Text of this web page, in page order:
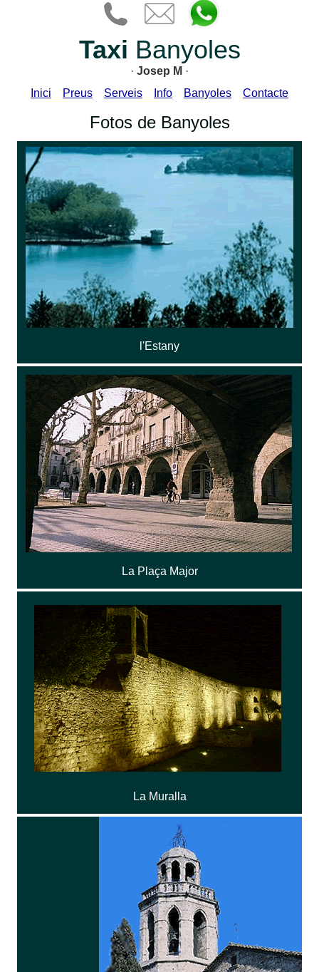
Taxi Banyoles
· Josep M ·
Inici
Preus Serveis Info Banyoles Contacte
Fotos de Banyoles
l'Estany
La Plaça Major
La Muralla